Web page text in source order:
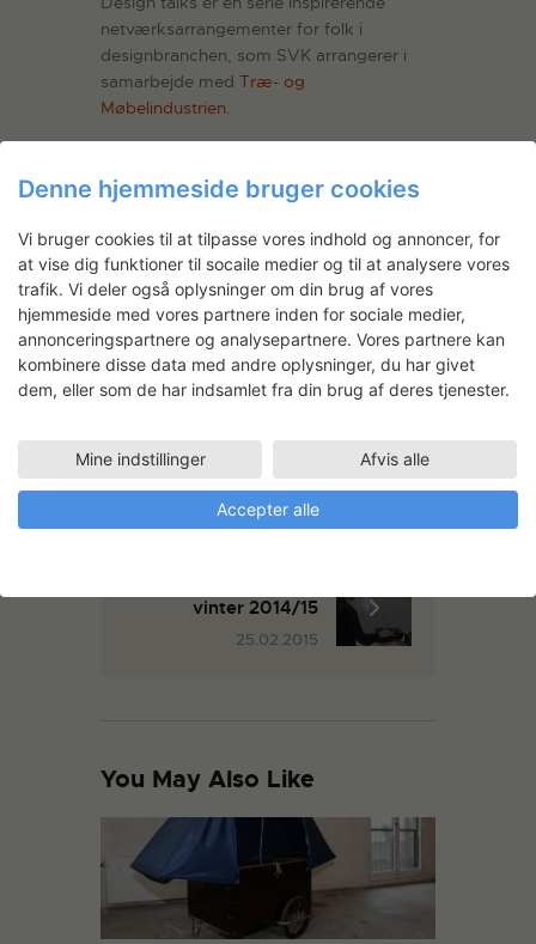
netværksarrangementer for folk i
designbranchen, som SVK arrangerer i
samarbejde med Træ- og
Møbelindustrien.
kommende arrangementer, kan du
tilmelde dig vores nyhedsbrev her på
siden.
Time to Design på Stockholm
Furniture Fair 2015
20.01.2015
vinter 2014/15
25.02.2015
You May Also Like
Denne hjemmeside bruger cookies
Vi bruger cookies til at tilpasse vores indhold og annoncer, for
at vise dig funktioner til socaile medier og til at analysere vores
trafik. Vi deler også oplysninger om din brug af vores
hjemmeside med vores partnere inden for sociale medier,
annonceringspartnere og analysepartnere. Vores partnere kan
kombinere disse data med andre oplysninger, du har givet
dem, eller som de har indsamlet fra din brug af deres tjenester.
Mine indstillinger Afvis alle
Accepter alle